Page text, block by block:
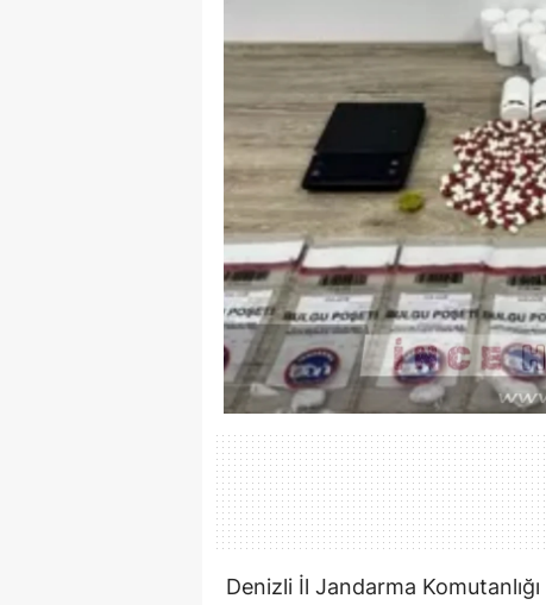
Denizli İl Jandarma
Çivril Gümüşsu'da Feci
Yaralı Var